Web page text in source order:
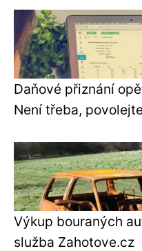
Daňové přiznání
Není třeba,
Výkup bouraných
služba Zahotove.cz